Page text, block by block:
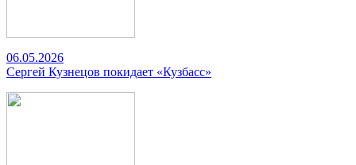
06.05.2026
Сергей Кузнецов покидает «Кузбасс»